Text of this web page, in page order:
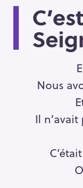
Nous
Il